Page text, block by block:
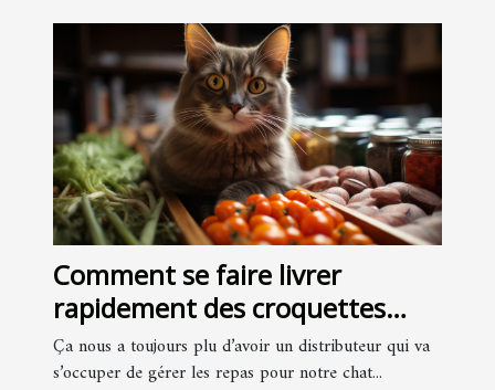
Comment se faire livrer
rapidement des croquettes
pour votre chat ?
Ça nous a toujours plu d’avoir un distributeur qui va
s’occuper de gérer les repas pour notre chat...